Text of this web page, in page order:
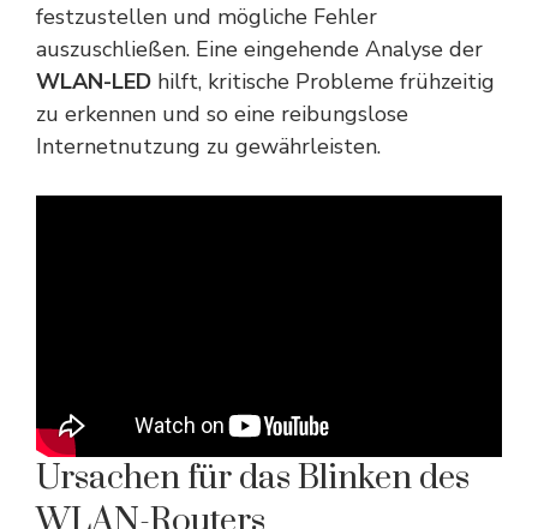
festzustellen und mögliche Fehler
auszuschließen. Eine eingehende Analyse der
WLAN-LED hilft, kritische Probleme frühzeitig
zu erkennen und so eine reibungslose
Internetnutzung zu gewährleisten.
Ursachen für das Blinken des